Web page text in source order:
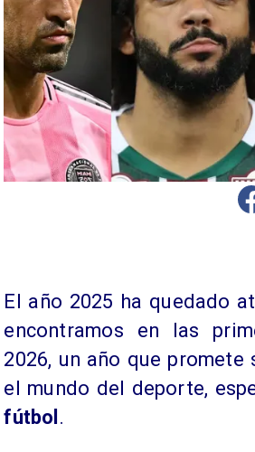
El año 2025 ha quedado
encontramos en las
2026, un año que promete
el mundo del deporte,
fútbol .